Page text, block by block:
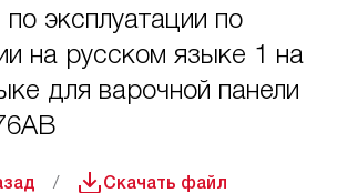
эксплуатации по
на русском языке 1 на
для варочной панели
Скачать файл